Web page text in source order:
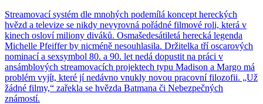
Streamovací systém dle mnohých podemílá koncept hereckých
hvězd a televize se nikdy nevyrovná pořádné filmové roli, která v
kinech osloví miliony diváků. Osmašedesátiletá herecká legenda
Michelle Pfeiffer by nicméně nesouhlasila. Držitelka tří oscarových
nominací a sexsymbol 80. a 90. let nedá dopustit na práci v
ansámblových streamovacích projektech typu Madison a Margo má
problém vyjít, které jí nedávno vnukly novou pracovní filozofii. „Už
žádné filmy,“ zařekla se hvězda Batmana či Nebezpečných
známostí.